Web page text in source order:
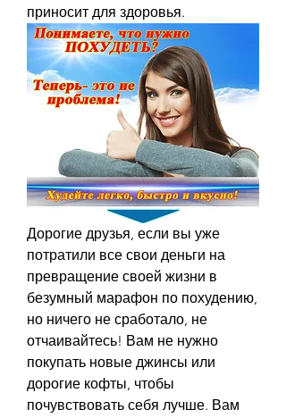
приносит для здоровья.
Дорогие друзья, если вы уже
потратили все свои деньги на
превращение своей жизни в
безумный марафон по похудению,
но ничего не сработало, не
отчаивайтесь! Вам не нужно
покупать новые джинсы или
дорогие кофты, чтобы
почувствовать себя лучше. Вам